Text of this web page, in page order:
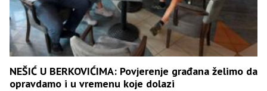
NEŠIĆ U BERKOVIĆIMA: Povjerenje građana želimo da
opravdamo i u vremenu koje dolazi